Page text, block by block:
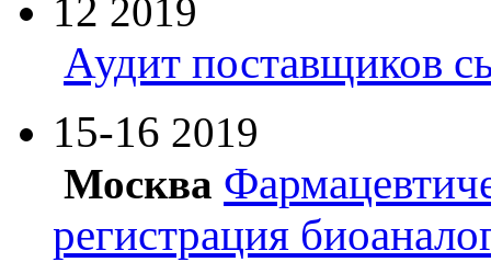
12 2019
Аудит поставщиков
15-16 2019
Москва
регистрация